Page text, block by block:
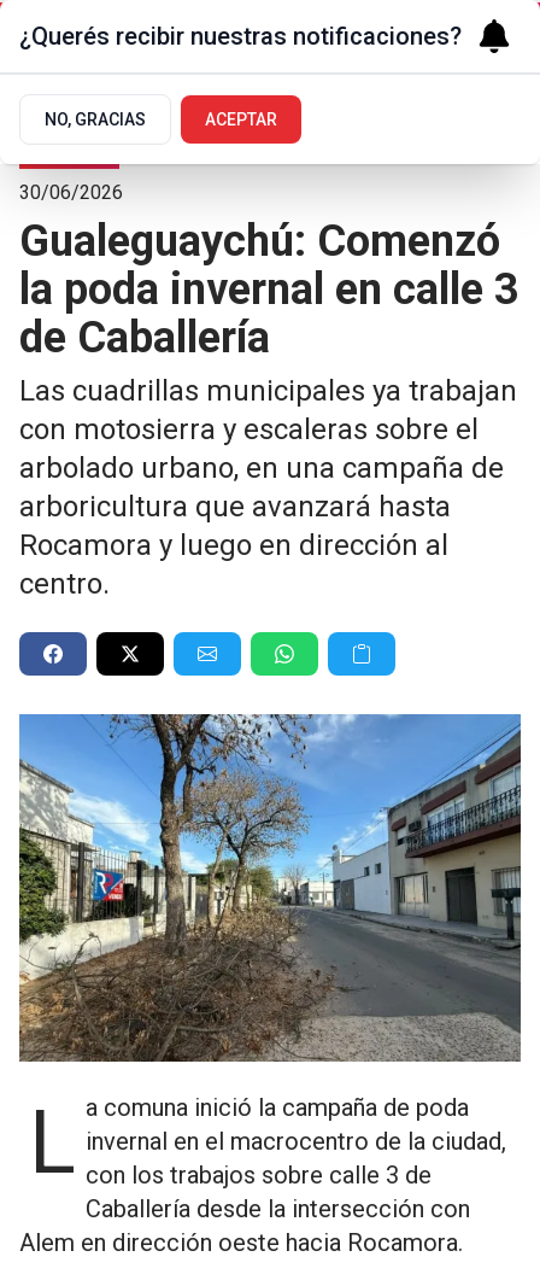
La Ciudad
30/06/2026
Gualeguaychú: Comenzó
la poda invernal en calle 3
de Caballería
Las cuadrillas municipales ya trabajan
con motosierra y escaleras sobre el
arbolado urbano, en una campaña de
arboricultura que avanzará hasta
Rocamora y luego en dirección al
centro.
La comuna inició la campaña de poda invernal en el macrocentro de la ciudad,
con los trabajos sobre calle 3 de
Caballería desde la intersección con
Alem en dirección oeste hacia Rocamora.
¿Querés recibir nuestras notificaciones?
NO, GRACIAS ACEPTAR